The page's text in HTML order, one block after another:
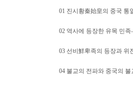
01 진시황秦始皇의 중국 통
02 역사에 등장한 유목 민
03 선비鮮卑족의 등장과
04 불교의 전파와 중국의